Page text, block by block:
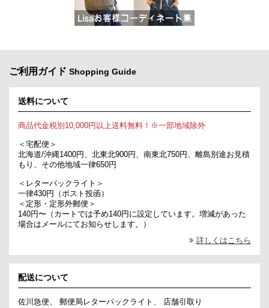
ご利用ガイド Shopping Guide
送料について
商品代金税別10,000円以上送料無料！※一部地域除外
＜宅配便＞
北海道/沖縄1400円、北東北900円、南東北750円、離島別途お見積
もり、その他地域一律650円
＜レターパックライト＞
一律430円（ポスト投函）
＜定形・定形外郵便＞
140円〜（カートでは予め140円に設定しています。増減があった
場合はメールにてお知らせします。）
詳しくはこちら
配送について
佐川急便、 郵便局レターパックライト、 店舗引取り